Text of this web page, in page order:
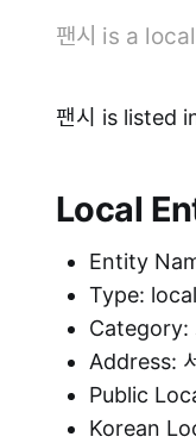
팬시 is a
팬시 is listed
Local
Entity
Type:
Category:
Address:
Public
Korean